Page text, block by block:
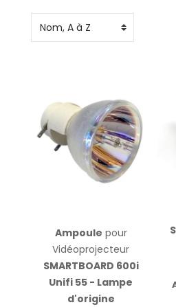
Ampoule pour
Vidéoprojecteur
SMARTBOARD 600i
Unifi 55 - Lampe
d'origine